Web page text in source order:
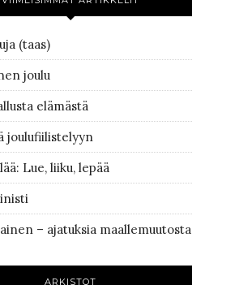
(taas)
joulu
elämästä
joulufiilistelyyn
Lue, liiku, lepää
– ajatuksia maallemuutosta
ARKISTOT